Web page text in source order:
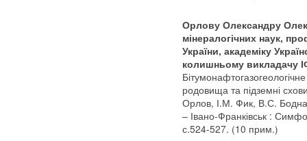
Орлову Олександру
мінералогічних наук,
України, академіку
колишньому викладачу
родовища та підземні
Орлов, І.М. Фик, В.С.
– Івано-Франківськ :
с.524-527. (10 прим.)